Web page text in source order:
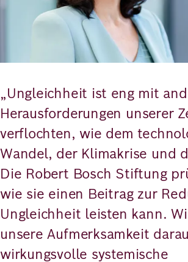
Deutsch Englisch
„Ungleichheit ist eng mit
Herausforderungen unserer
verflochten, wie dem
Wandel, der Klimakrise und
Die Robert Bosch Stiftung
wie sie einen Beitrag zur
Ungleichheit leisten kann.
unsere Aufmerksamkeit
wirkungsvolle systemische